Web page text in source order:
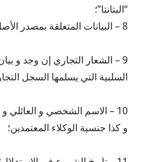
“البتانتا”؛
8 – البيانات المتعلقة بمصدر الأصل التجاري؛
9 – الشعار التجاري إن وجد و
السلبية التي يسلمها السجل
10 – الاسم الشخصي و العائلي و
و كذا جنسية الوكلاء المعتمدين؛